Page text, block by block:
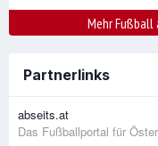
Mehr
Partnerlinks
abseits.at
Das Fußballportal für